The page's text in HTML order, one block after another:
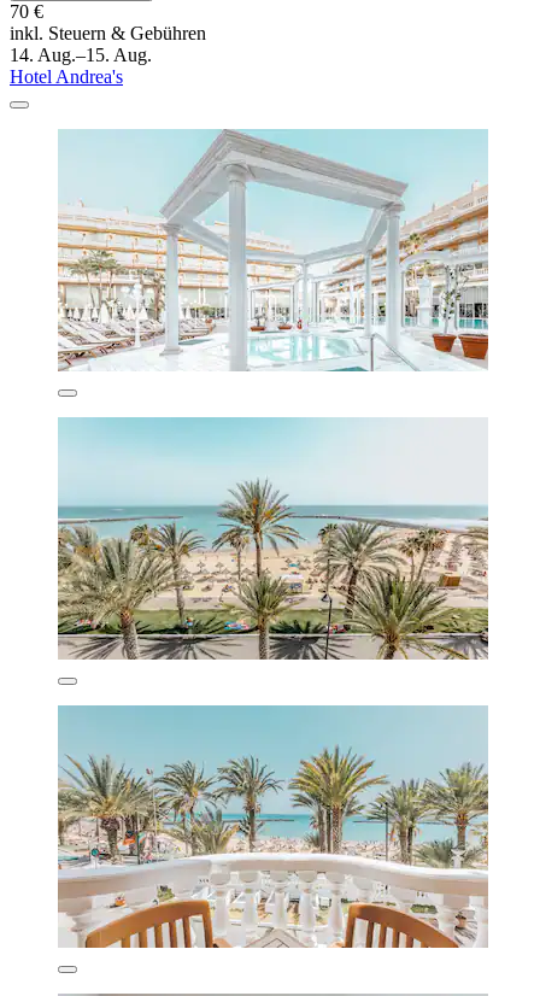
70 €
inkl. Steuern & Gebühren
14. Aug.–15. Aug.
Hotel Andrea's